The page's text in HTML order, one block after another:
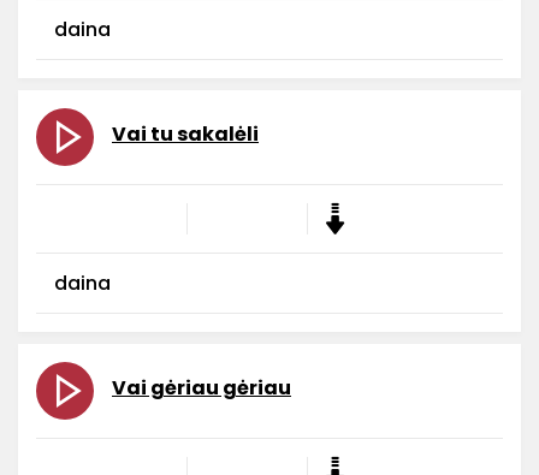
daina
Vai tu sakalėli
daina
Vai gėriau gėriau